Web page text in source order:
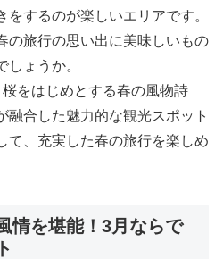
するのが楽しいエリアです。
の旅行の思い出に美味しいもの
しょうか。
をはじめとする春の風物詩
融合した魅力的な観光スポット
て、充実した春の旅行を楽しめ
情を堪能！3月ならで